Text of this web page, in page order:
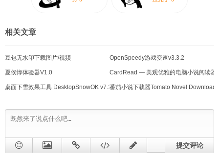
相关文章
豆包无水印下载图片/视频 OpenSpeedy游戏变速v3.3.2
夏侯惇体验器V1.0 CardRead — 美观优雅的电脑小说阅读器
桌面下雪效果工具 DesktopSnowOK v7.11番茄小说下载器Tomato Novel
提交评论